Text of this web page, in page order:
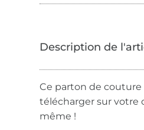
Ce parton de couture
télécharger sur votre
même !